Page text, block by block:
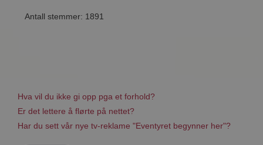
Antall stemmer: 1891
Hva vil du ikke gi opp pga et forhold?
Er det lettere å flørte på nettet?
Har du sett vår nye tv-reklame "Eventyret begynner her"?